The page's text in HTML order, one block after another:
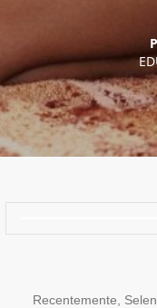
Recentemente,